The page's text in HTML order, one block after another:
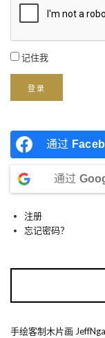
记住我
登录
通过
通过
注册
忘记密码？
手绘客制木片画